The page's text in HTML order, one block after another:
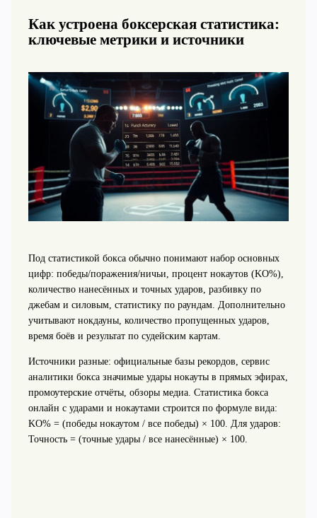
Как устроена боксерская статистика:
ключевые метрики и источники
Под статистикой бокса обычно понимают набор основных
цифр: победы/поражения/ничьи, процент нокаутов (KO%),
количество нанесённых и точных ударов, разбивку по
джебам и силовым, статистику по раундам. Дополнительно
учитывают нокдауны, количество пропущенных ударов,
время боёв и результат по судейским картам.
Источники разные: официальные базы рекордов, сервис
аналитики бокса значимые удары нокауты в прямых эфирах,
промоутерские отчёты, обзоры медиа. Статистика бокса
онлайн с ударами и нокаутами строится по формуле вида:
KO% = (победы нокаутом / все победы) × 100. Для ударов:
Точность = (точные удары / все нанесённые) × 100.